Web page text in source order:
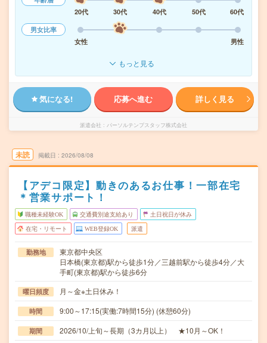
20代
30代 40代 50代
60代
男女比率
女性
男性
もっと見る
気になる! 応募へ進む 詳しく見る
派遣会社 パーソルテンプスタッフ株式会社
未読 掲載日 2026/08/08
【アデコ限定】動きのあるお仕事！一部在宅
＊営業サポート！
職種未経験OK 交通費別途支給あり 土日祝日が休み
在宅・リモート WEB登録OK 派遣
勤務地
東京都中央区
日本橋(東京都)駅から徒歩1分／三越前駅から徒歩4分／大
手町(東京都)駅から徒歩6分
曜日頻度 月～金※土日休み！
時間 9:00～17:15(実働:7時間15分) (休憩60分)
期間 2026/10/上旬～長期（3カ月以上） ★10月～OK！